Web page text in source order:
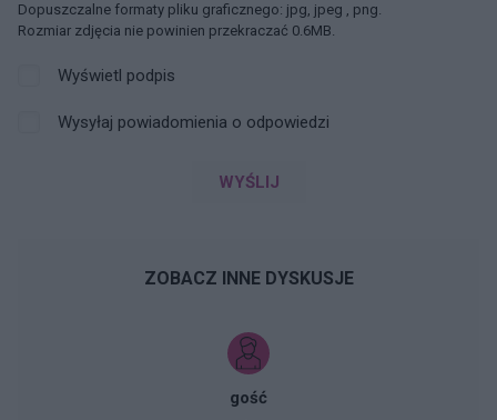
Dopuszczalne formaty pliku graficznego: jpg, jpeg , png.
Rozmiar zdjęcia nie powinien przekraczać 0.6MB.
Wyświetl podpis
Wysyłaj powiadomienia o odpowiedzi
WYŚLIJ
ZOBACZ INNE DYSKUSJE
gość